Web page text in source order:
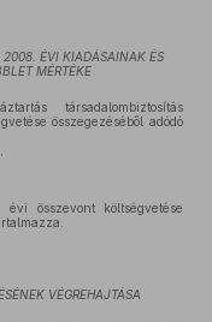
2008. ÉVI KIADÁSAINAK ÉS
MÉRTÉKE
társadalombiztosítás
összegezéséből adódó
összevont költségvetése
VÉGREHAJTÁSA